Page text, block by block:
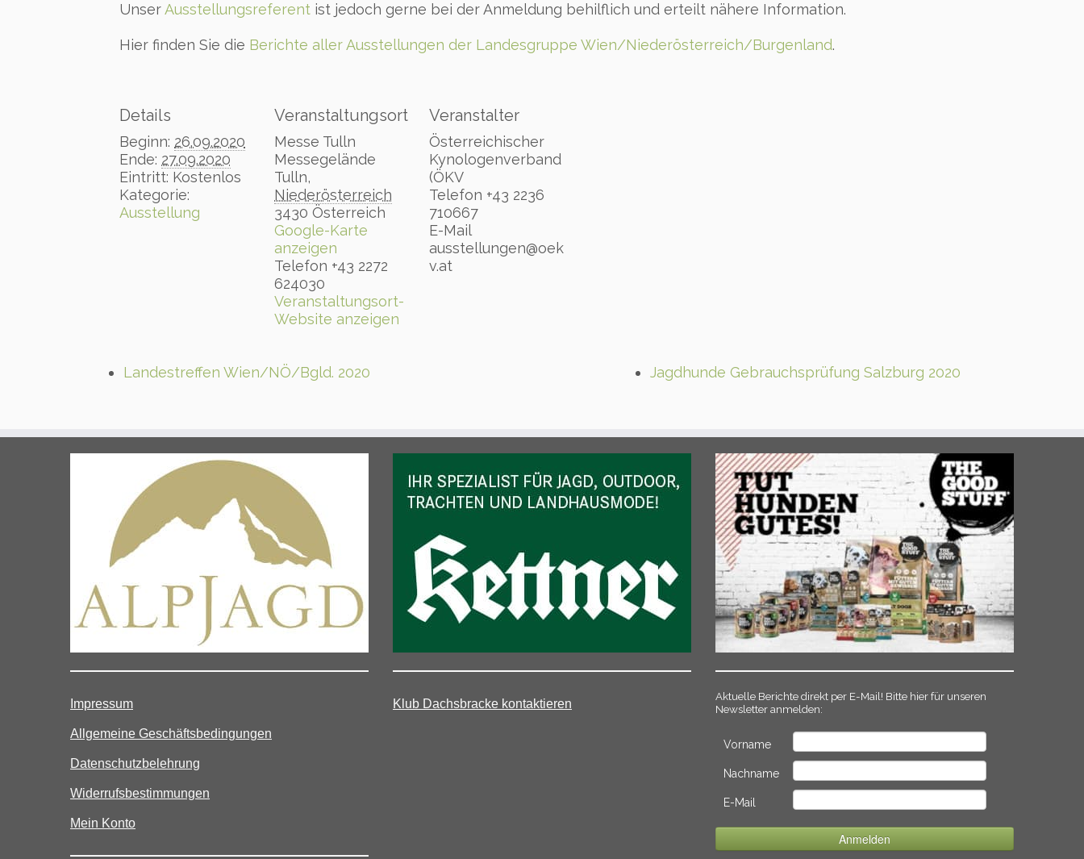
UnserAusstellungsreferent ist jedoch gerne bei der Anmeldung behilflich und erteilt nähere Information.
Hier finden Sie die Berichte aller Ausstellungen der Landesgruppe Wien/Niederösterreich/Burgenland.
Details
Beginn: 26.09.2020
Ende: 27.09.2020
Eintritt: Kostenlos
Kategorie:
Ausstellung
Veranstaltungsort
Messe Tulln
Messegelände
Tulln,
Niederösterreich
3430 Österreich
Google-Karte
anzeigen
Telefon +43 2272
624030
Veranstaltungsort-
Website anzeigen
Veranstalter
Österreichischer
Kynologenverband
(ÖKV
Telefon +43 2236
710667
E-Mail
ausstellungen@oek
v.at
Landestreffen Wien/NÖ/Bgld. 2020 Jagdhunde Gebrauchsprüfung Salzburg 2020
Impressum
Allgemeine Geschäftsbedingungen
Datenschutzbelehrung
Widerrufsbestimmungen
Mein Konto
Klub Dachsbracke kontaktieren
Aktuelle Berichte direkt per E-Mail! Bitte hier für unseren
Newsletter anmelden:
Vorname
Nachname
E-Mail